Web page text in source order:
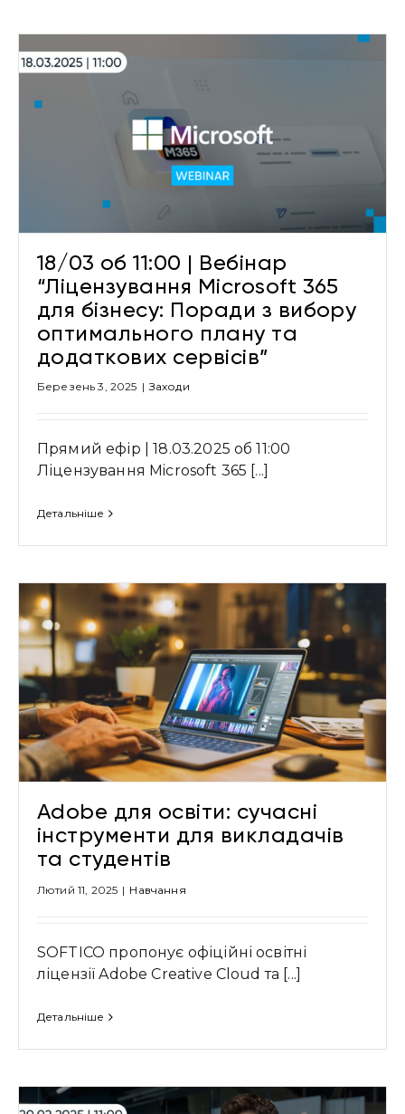
18/03 об 11:00 | Вебінар
“Ліцензування Microsoft 365
для бізнесу: Поради з вибору
оптимального плану та
додаткових сервісів”
Березень 3, 2025 | Заходи
Прямий ефір | 18.03.2025 об 11:00
Ліцензування Microsoft 365 [...]
Детальніше
Adobe для освіти: сучасні
інструменти для викладачів
та студентів
Лютий 11, 2025 | Навчання
SOFTICO пропонує офіційні освітні
ліцензії Adobe Creative Cloud та [...]
Детальніше